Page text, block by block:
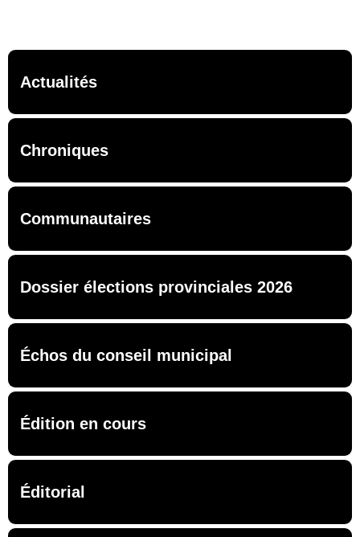
Actualités
Chroniques
Communautaires
Dossier élections provinciales 2026
Échos du conseil municipal
Édition en cours
Éditorial